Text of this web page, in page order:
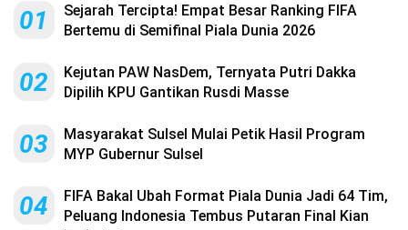
01
Sejarah Tercipta! Empat Besar Ranking FIFA
Bertemu di Semifinal Piala Dunia 2026
02
Kejutan PAW NasDem, Ternyata Putri Dakka
Dipilih KPU Gantikan Rusdi Masse
03
Masyarakat Sulsel Mulai Petik Hasil Program
MYP Gubernur Sulsel
04
FIFA Bakal Ubah Format Piala Dunia Jadi 64 Tim,
Peluang Indonesia Tembus Putaran Final Kian